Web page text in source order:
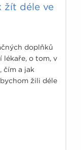
žít déle ve
doplňků
lékaře, o tom, v
čím a jak
žili déle